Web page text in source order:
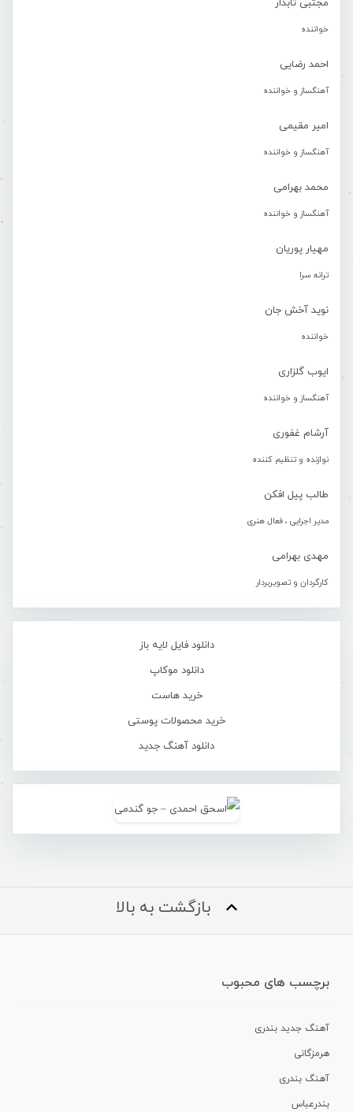
مجتبی تابدار
خواننده
احمد رضایی
آهنگساز و خواننده
امیر مقیمی
آهنگساز و خواننده
محمد بهرامی
آهنگساز و خواننده
مهیار پوریان
ترانه سرا
نوید آخش جان
خواننده
ایوب گلزاری
آهنگساز و خواننده
آرشام غفوری
نوازنده و تنظیم کننده
طالب پیل افکن
مدیر اجرایی ، فعال هنری
مهدی بهرامی
کارگردان و تصویربردار
دانلود فایل لایه باز
دانلود موکاپ
خرید هاست
خرید محصولات پوستی
دانلود آهنگ جدید
بازگشت به بالا
برچسب های محبوب
آهنگ جدید بندری
هرمزگانی
آهنگ بندری
بندرعباس